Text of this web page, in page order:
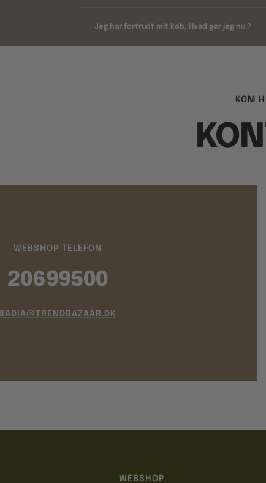
Jeg har fortrudt mit køb, Hvad gør jeg nu ?
KOM
WEBSHOP TELEFON
20699500
BADIA@TRENDBAZAAR.DK
WEBSHOP